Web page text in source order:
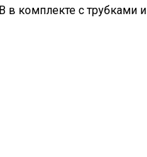
в комплекте с трубками и